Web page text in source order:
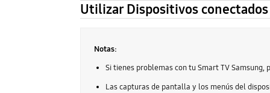
Utilizar Dispositivos conectados
Notas:
Si tienes problemas con tu Smart TV
Las capturas de pantalla y los menús del